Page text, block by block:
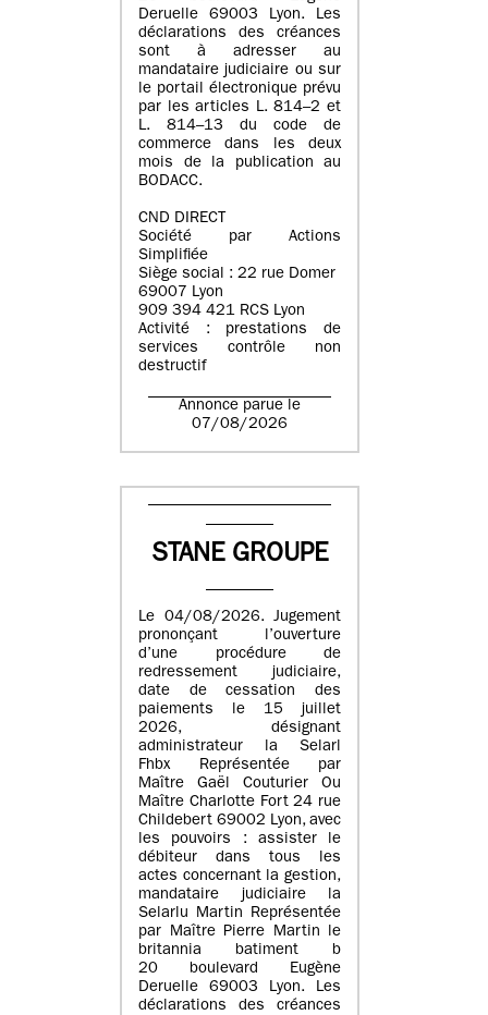
Deruelle 69003 Lyon. Les
déclarations des créances
sont à adresser au
mandataire judiciaire ou sur
le portail électronique prévu
par les articles L. 814–2 et
L. 814–13 du code de
commerce dans les deux
mois de la publication au
BODACC.
CND DIRECT
Société par Actions
Simplifiée
Siège social : 22 rue Domer
69007 Lyon
909 394 421 RCS Lyon
Activité : prestations de
services contrôle non
destructif
Annonce parue le
07/08/2026
STANE GROUPE
Le 04/08/2026. Jugement
prononçant l’ouverture
d’une procédure de
redressement judiciaire,
date de cessation des
paiements le 15 juillet
2026, désignant
administrateur la Selarl
Fhbx Représentée par
Maître Gaël Couturier Ou
Maître Charlotte Fort 24 rue
Childebert 69002 Lyon, avec
les pouvoirs : assister le
débiteur dans tous les
actes concernant la gestion,
mandataire judiciaire la
Selarlu Martin Représentée
par Maître Pierre Martin le
britannia batiment b
20 boulevard Eugène
Deruelle 69003 Lyon. Les
déclarations des créances